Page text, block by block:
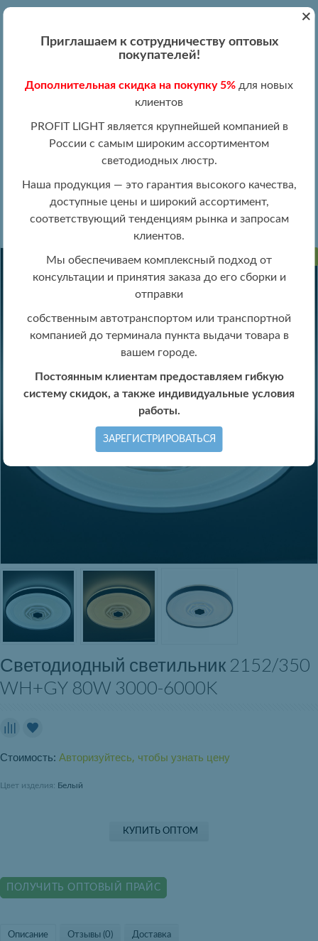
Регистрация
ПН-ПТ 09:00 - 19:00
info@profitlight.ru
Люстры оптом » Люстры LIGHTED оптом » 2152/350 WH+GY
ПРОДАНО
Светодиодный светильник 2152/350
WH+GY 80W 3000-6000K
Стоимость: Авторизуйтесь, чтобы узнать цену
Цвет изделия: Белый
КУПИТЬ ОПТОМ
ПОЛУЧИТЬ ОПТОВЫЙ ПРАЙС
Описание Отзывы (0) Доставка
+
Приглашаем к сотрудничеству оптовых
покупателей!
Дополнительная скидка на покупку 5% для новых
клиентов
PROFIT LIGHT является крупнейшей компанией в
России с самым широким ассортиментом
светодиодных люстр.
Наша продукция — это гарантия высокого качества,
доступные цены и широкий ассортимент,
соответствующий тенденциям рынка и запросам
клиентов.
Мы обеспечиваем комплексный подход от
консультации и принятия заказа до его сборки и
отправки
собственным автотранспортом или транспортной
компанией до терминала пункта выдачи товара в
вашем городе.
Постоянным клиентам предоставляем гибкую
систему скидок, а также индивидуальные условия
работы.
ЗАРЕГИСТРИРОВАТЬСЯ